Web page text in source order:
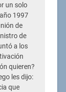
un solo
1997
de
de
a los
quieren?
les dijo:
que